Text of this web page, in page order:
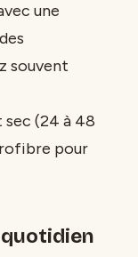
une
souvent
(24 à 48
pour